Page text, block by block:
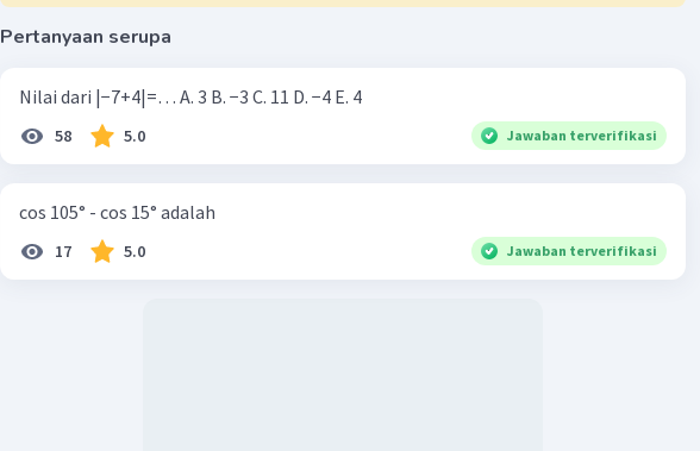
Pertanyaan serupa
Nilai dari |−7+4|=… A. 3 B. −3 C. 11 D. −4 E. 4
58 5.0 Jawaban terverifikasi
cos 105° - cos 15° adalah
17 5.0 Jawaban terverifikasi